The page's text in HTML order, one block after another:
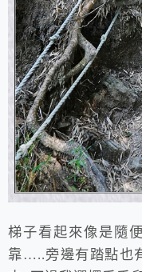
梯子看起來像是隨
靠…..旁邊有踏點也